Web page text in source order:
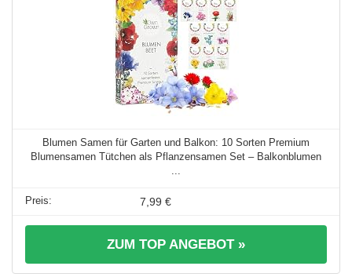
Blumen Samen für Garten und Balkon: 10 Sorten Premium
Blumensamen Tütchen als Pflanzensamen Set – Balkonblumen
7,99 €
ZUM TOP ANGEBOT »